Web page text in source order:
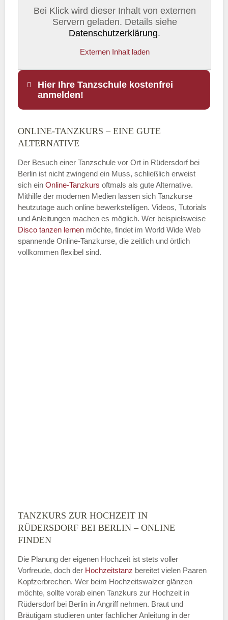
Bei Klick wird dieser Inhalt von externen
Servern geladen. Details siehe
Datenschutzerklärung.
Externen Inhalt laden
Hier Ihre Tanzschule kostenfrei
anmelden!
Name
E-Mail*
Name der Tanzschule
Montag
—
ÖFFNUNGSZEITEN HINZUFÜGEN
Dienstag
ONLINE-TANZKURS – EINE GUTE
ALTERNATIVE
Der Besuch einer Tanzschule vor Ort in Rüdersdorf bei
Berlin ist nicht zwingend ein Muss, schließlich erweist
sich ein Online-Tanzkurs oftmals als gute Alternative.
Mithilfe der modernen Medien lassen sich Tanzkurse
heutzutage auch online bewerkstelligen. Videos, Tutorials
und Anleitungen machen es möglich. Wer beispielsweise
Disco tanzen lernen möchte, findet im World Wide Web
spannende Online-Tanzkurse, die zeitlich und örtlich
vollkommen flexibel sind.
TANZKURS ZUR HOCHZEIT IN
RÜDERSDORF BEI BERLIN – ONLINE
FINDEN
Die Planung der eigenen Hochzeit ist stets voller
Vorfreude, doch der Hochzeitstanz bereitet vielen Paaren
Kopfzerbrechen. Wer beim Hochzeitswalzer glänzen
möchte, sollte vorab einen Tanzkurs zur Hochzeit in
Rüdersdorf bei Berlin in Angriff nehmen. Braut und
Bräutigam studieren unter fachlicher Anleitung in der